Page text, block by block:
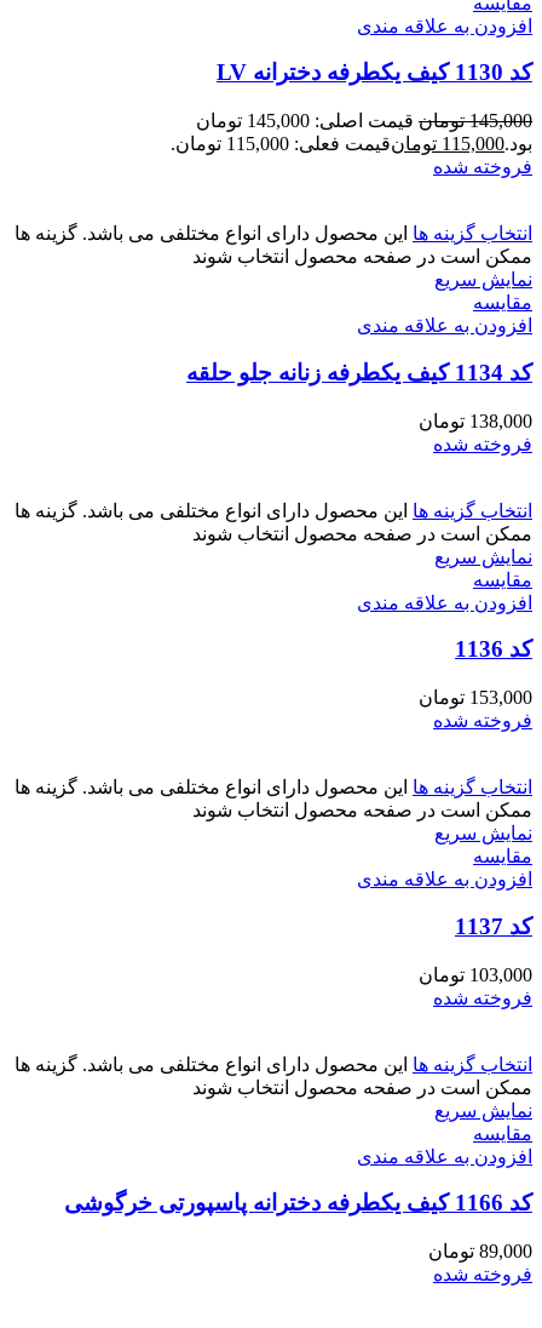
افزودن به علاقه مندی
کد 1130 کیف یکطرفه دخترانه LV
145,000 تومان
قیمت اصلی: 145,000 تومان
بود.115,000 تومانقیمت فعلی: 115,000 تومان.
فروخته شده
انتخاب گزینه ها این محصول دارای انواع مختلفی می باشد. گزینه ها
ممکن است در صفحه محصول انتخاب شوند
نمایش سریع
مقايسه
افزودن به علاقه مندی
کد 1134 کیف یکطرفه زنانه جلو حلقه
138,000 تومان
فروخته شده
انتخاب گزینه ها این محصول دارای انواع مختلفی می باشد. گزینه ها
ممکن است در صفحه محصول انتخاب شوند
نمایش سریع
مقايسه
افزودن به علاقه مندی
کد 1136
153,000 تومان
فروخته شده
انتخاب گزینه ها این محصول دارای انواع مختلفی می باشد. گزینه ها
ممکن است در صفحه محصول انتخاب شوند
نمایش سریع
مقايسه
افزودن به علاقه مندی
کد 1137
103,000 تومان
فروخته شده
انتخاب گزینه ها این محصول دارای انواع مختلفی می باشد. گزینه ها
ممکن است در صفحه محصول انتخاب شوند
نمایش سریع
مقايسه
افزودن به علاقه مندی
کد 1166 کیف یکطرفه دخترانه پاسپورتی خرگوشی
89,000 تومان
فروخته شده